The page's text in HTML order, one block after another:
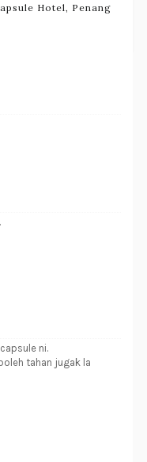
Hotel, Penang
ni.
tahan jugak la